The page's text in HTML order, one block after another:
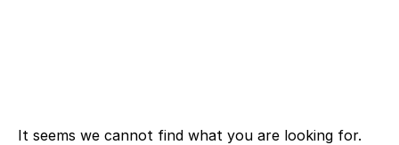
It seems we cannot find what you are looking for.